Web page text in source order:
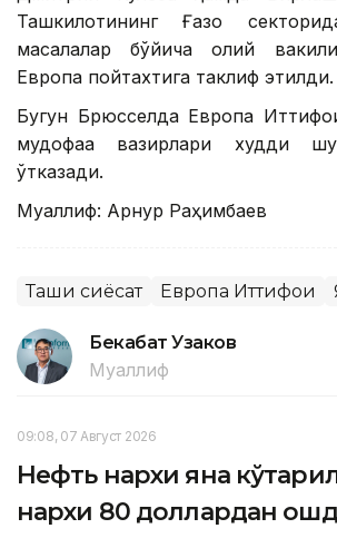
Ташкилотининг Ғазо
масалалар бўйича олий
Европа пойтахтига таклиф этилди.
Бугун Брюсселда Европа
мудофаа вазирлари худди
ўтказади.
Муаллиф: Арнур Раҳимбаев
Ташқи сиёсат Европа Иттифоқи
Бекабат Узаков
Муаллиф
09:08, 07 Август 2026
Нефть нархи яна
нархи 80 доллардан